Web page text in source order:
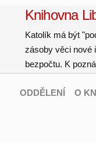
Knihovna
Katolík má být
zásoby věci nové
bezpočtu. K
ODDĚLENÍ O